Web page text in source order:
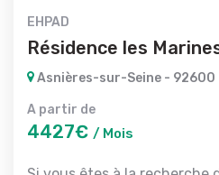
EHPAD
Résidence les
Asnières-sur-Seine - 92600
A partir de
4427€ / Mois